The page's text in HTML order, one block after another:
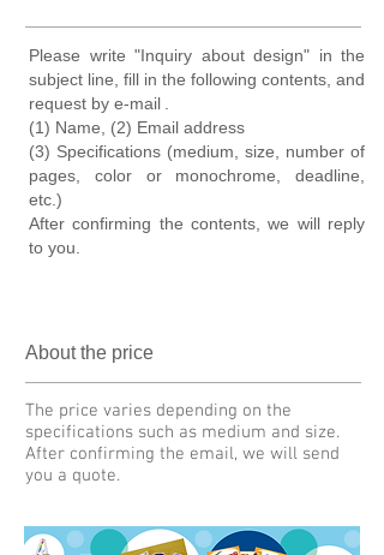
Please write "Inquiry about design" in the
subject line, fill in the following contents, and
request by e-mail
(1) Name, (2) Email address
(3) Specifications (medium, size, number of
pages, color or monochrome, deadline,
etc.)
After confirming the contents, we will reply
to you.
About the price
The price varies depending on the
specifications such as medium and size.
After confirming the email, we will send
you a quote.